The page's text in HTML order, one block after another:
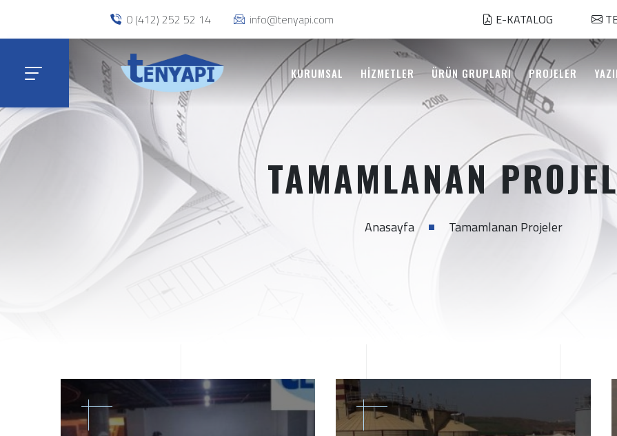
0 (412) 252 52 14 info@tenyapi.com E-KATALOG
KURUMSAL HİZMETLER ÜRÜN GRUPLARI PROJELER
TAMAMLANAN
Anasayfa Tamamlanan Projeler